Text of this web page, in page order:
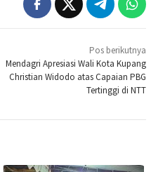
Pos berikutnya
Mendagri Apresiasi Wali Kota Kupang
Christian Widodo atas Capaian PBG
Tertinggi di NTT